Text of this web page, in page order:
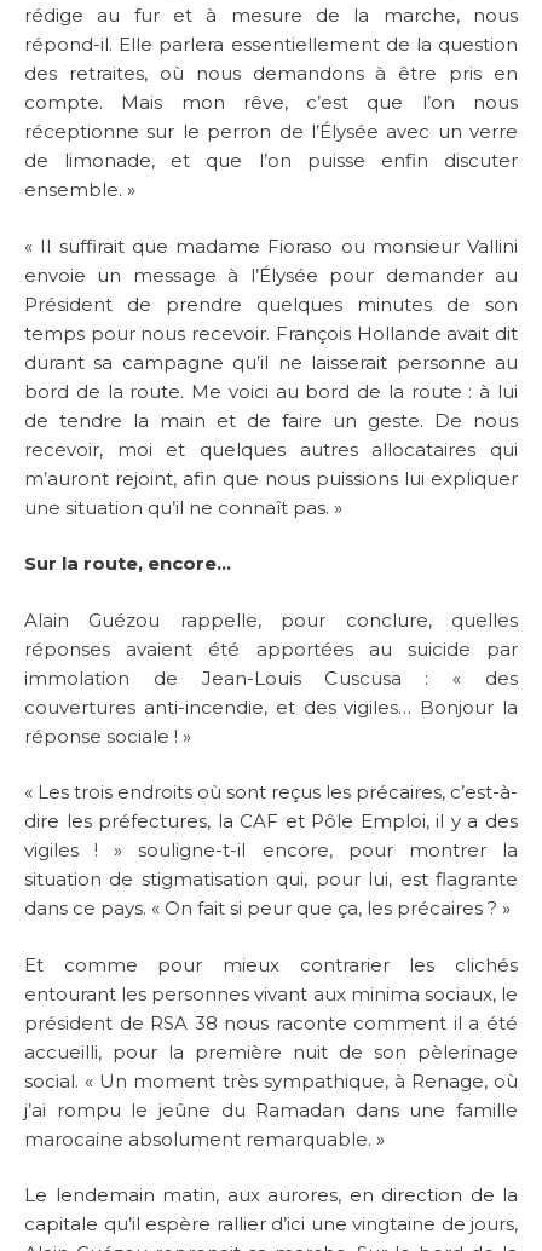
rédige au fur et à mesure de la marche, nous
répond-il. Elle parlera essentiellement de la question
des retraites, où nous demandons à être pris en
compte. Mais mon rêve, c’est que l’on nous
réceptionne sur le perron de l’Élysée avec un verre
de limonade, et que l’on puisse enfin discuter
ensemble. »
« Il suffirait que madame Fioraso ou monsieur Vallini
envoie un message à l’Élysée pour demander au
Président de prendre quelques minutes de son
temps pour nous recevoir. François Hollande avait dit
durant sa campagne qu’il ne laisserait personne au
bord de la route. Me voici au bord de la route : à lui
de tendre la main et de faire un geste. De nous
recevoir, moi et quelques autres allocataires qui
m’auront rejoint, afin que nous puissions lui expliquer
une situation qu’il ne connaît pas. »
Sur la route, encore…
Alain Guézou rappelle, pour conclure, quelles
réponses avaient été apportées au suicide par
immolation de Jean-Louis Cuscusa : « des
couvertures anti-incendie, et des vigiles… Bonjour la
réponse sociale ! »
« Les trois endroits où sont reçus les précaires, c’est-à-
dire les préfectures, la CAF et Pôle Emploi, il y a des
vigiles ! » souligne-t-il encore, pour montrer la
situation de stigmatisation qui, pour lui, est flagrante
dans ce pays. « On fait si peur que ça, les précaires ? »
Et comme pour mieux contrarier les clichés
entourant les personnes vivant aux minima sociaux, le
président de RSA 38 nous raconte comment il a été
accueilli, pour la première nuit de son pèlerinage
social. « Un moment très sympathique, à Renage, où
j’ai rompu le jeûne du Ramadan dans une famille
marocaine absolument remarquable. »
Le lendemain matin, aux aurores, en direction de la
capitale qu’il espère rallier d’ici une vingtaine de jours,